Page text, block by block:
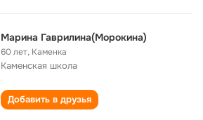
Марина Гаврилина(Морокина)
60 лет, Каменка
Каменская школа
Добавить в друзья